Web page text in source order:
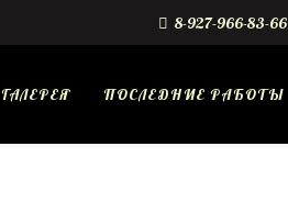
8-927-966-83-66
ГАЛЕРЕЯ ПОСЛЕДНИЕ РАБОТЫ